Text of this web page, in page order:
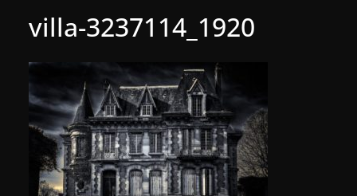
villa-3237114_1920